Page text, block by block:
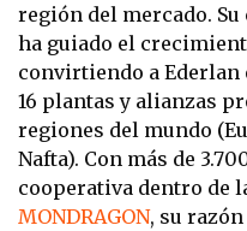
región del mercado.
ha guiado el
convirtiendo a Ederlan
16 plantas y alianzas
regiones del mundo
Nafta). Con más de
cooperativa dentro de
MONDRAGON, su